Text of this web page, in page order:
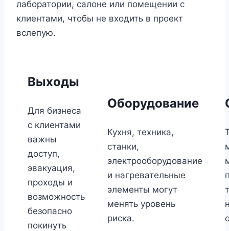
лаборатории, салоне или помещении с
клиентами, чтобы не входить в проект
вслепую.
Выходы
Для бизнеса
с клиентами
важны
доступ,
эвакуация,
проходы и
возможность
безопасно
покинуть
Оборудование
Кухня, техника,
станки,
электрооборудование
и нагревательные
элементы могут
менять уровень
риска.